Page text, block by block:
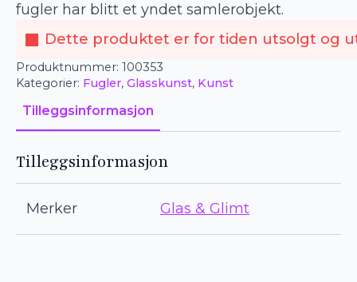
fugler har blitt et yndet samlerobjekt.
Dette produktet er for tiden utsolgt og
Produktnummer: 100353
Kategorier: Fugler, Glasskunst, Kunst
Tilleggsinformasjon
Tilleggsinformasjon
Merker Glas & Glimt